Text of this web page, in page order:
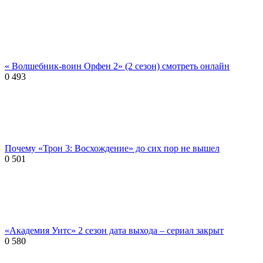
« Волшебник-воин Орфен 2» (2 сезон) смотреть онлайн
0 493
Почему «Трон 3: Восхождение» до сих пор не вышел
0 501
«Академия Уитс» 2 сезон дата выхода – сериал закрыт
0 580